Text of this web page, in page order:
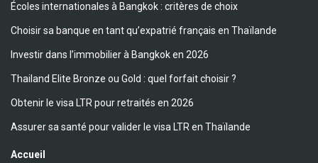
Écoles internationales à Bangkok : critères de choix
Choisir sa banque en tant qu’expatrié français en Thaïlande
Investir dans l’immobilier à Bangkok en 2026
Thailand Elite Bronze ou Gold : quel forfait choisir ?
Obtenir le visa LTR pour retraités en 2026
Assurer sa santé pour valider le visa LTR en Thaïlande
Accueil